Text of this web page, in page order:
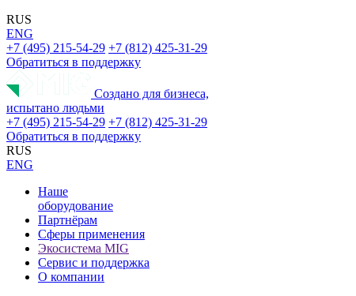
RUS
ENG
+7 (495) 215-54-29 +7 (812) 425-31-29
Обратиться в поддержку
Создано для бизнеса,
испытано людьми
+7 (495) 215-54-29 +7 (812) 425-31-29
Обратиться в поддержку
RUS
ENG
Наше
оборудование
Партнёрам
Сферы применения
Экосистема MIG
Сервис и поддержка
О компании